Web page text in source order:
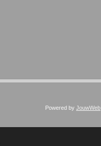
Powered by JouwWeb